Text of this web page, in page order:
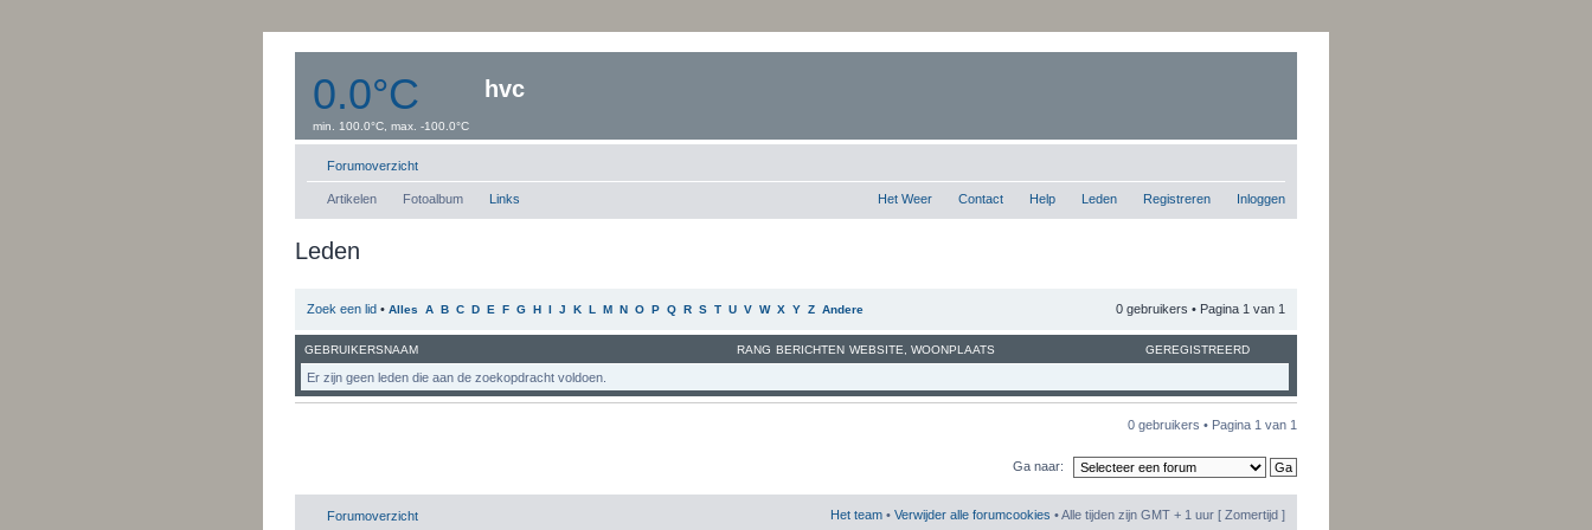
0.0°C
min. 100.0°C, max. -100.0°C
Windsnelheid:0 km/uur
hvc
Forumoverzicht
Artikelen Fotoalbum Links Het Weer Contact Help Leden Registreren Inloggen
Leden
Zoek een lid • Alles A B C D E F G H I J K L M N O P Q R S T U V W X Y Z Andere 0 gebruikers • Pagina 1 van 1
RANG
GEBRUIKERSNAAM BERICHTEN WEBSITE WOONPLAATS GEREGISTREERD
Er zijn geen leden die aan de zoekopdracht voldoen.
0 gebruikers • Pagina 1 van 1
Ga naar:
Forumoverzicht Het team • Verwijder alle forumcookies • Alle tijden zijn GMT + 1 uur [ Zomertijd ]